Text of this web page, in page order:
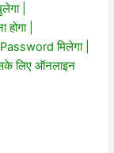
|
|
मिलेगा |
लिए ऑनलाइन